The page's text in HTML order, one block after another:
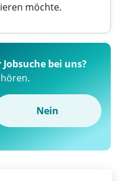
möchte.
bei uns?
Nein